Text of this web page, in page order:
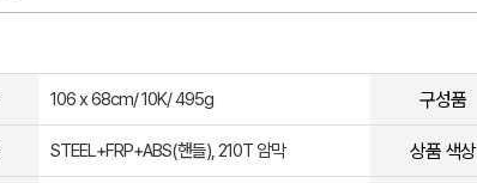
106 x 68cm/ 10K/ 495g 구성품
STEEL+FRP+ABS(핸들), 210T 암막 상품 색상